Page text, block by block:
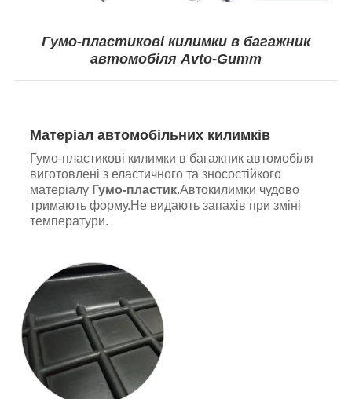
Гумо-пластикові килимки в багажник
автомобіля Avto-Gumm
Матеріал автомобільних килимків
Гумо-пластикові килимки в багажник автомобіля
виготовлені з еластичного та зносостійкого
матеріалу Гумо-пластик.Автокилимки чудово
тримають форму.Не видають запахів при зміні
температури.